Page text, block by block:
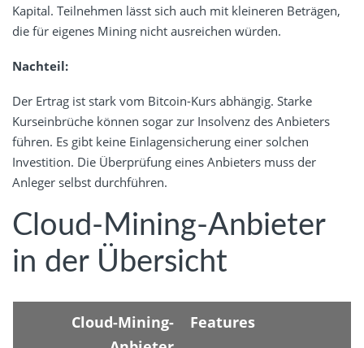
Kapital. Teilnehmen lässt sich auch mit kleineren Beträgen,
die für eigenes Mining nicht ausreichen würden.
Nachteil:
Der Ertrag ist stark vom Bitcoin-Kurs abhängig. Starke
Kurseinbrüche können sogar zur Insolvenz des Anbieters
führen. Es gibt keine Einlagensicherung einer solchen
Investition. Die Überprüfung eines Anbieters muss der
Anleger selbst durchführen.
Cloud-Mining-Anbieter
in der Übersicht
Cloud-Mining-
Features